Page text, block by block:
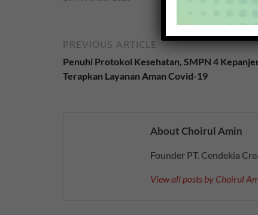
PREVIOUS ARTICLE
Penuhi Protokol Kesehatan, SMPN 4
Terapkan Layanan Aman Covid-19
About Choirul Amin
Founder PT. Cendekia
View all posts by Choirul